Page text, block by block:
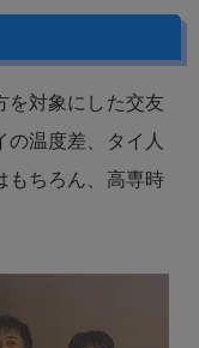
温度差、タイ人